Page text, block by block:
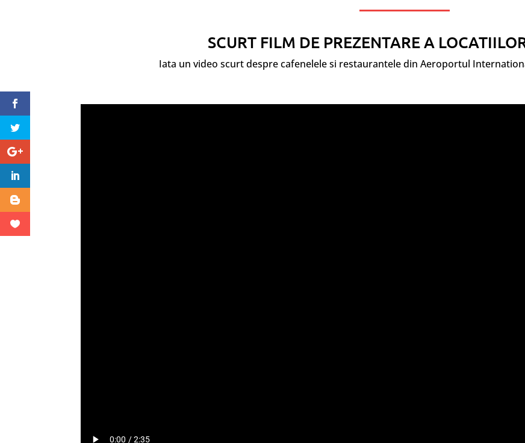
SCURT FILM DE PREZENTARE A
Iata un video scurt despre cafenelele si restaurantele din Aeroportul